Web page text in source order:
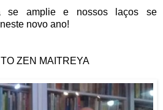
se amplie e nossos laços se
novo ano!
ZEN MAITREYA